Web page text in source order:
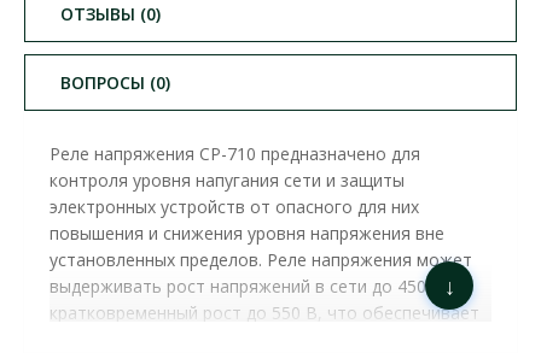
ОТЗЫВЫ (0)
ВОПРОСЫ (0)
Реле напряжения CP-710 предназначено для
контроля уровня напугания сети и защиты
электронных устройств от опасного для них
повышения и снижения уровня напряжения вне
установленных пределов. Реле напряжения может
выдерживать рост напряжений в сети до 450 В и
кратковременный рост до 550 В, что обеспечивает
↓